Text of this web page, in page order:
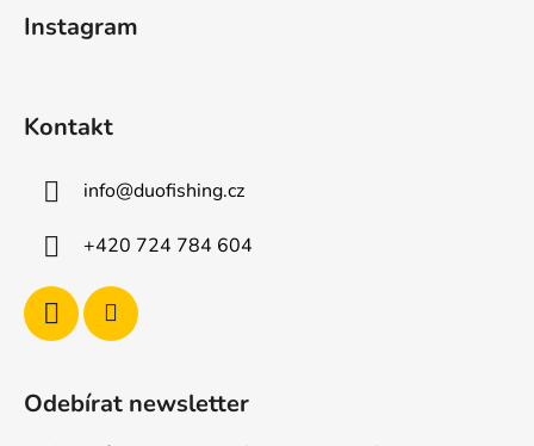
Instagram
Kontakt
info@duofishing.cz
+420 724 784 604
Odebírat newsletter